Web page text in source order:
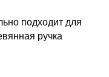
подходит для
ручка